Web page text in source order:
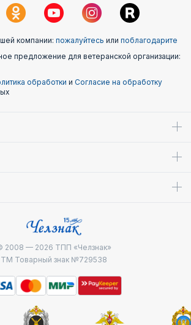
компании: пожалуйтесь или поблагодарите
предложение для ветеранской организации:
обработки и Согласие на обработку
2008 — 2026 ТПП «Челзнак»
ТМ Товарный знак №729538